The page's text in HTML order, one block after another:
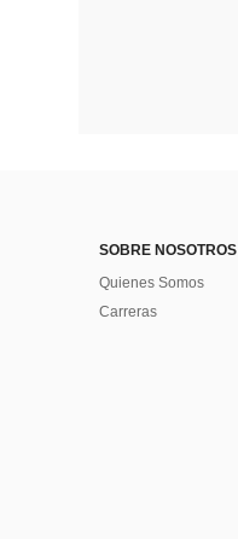
SOBRE NOSOTROS
Quienes Somos
Carreras